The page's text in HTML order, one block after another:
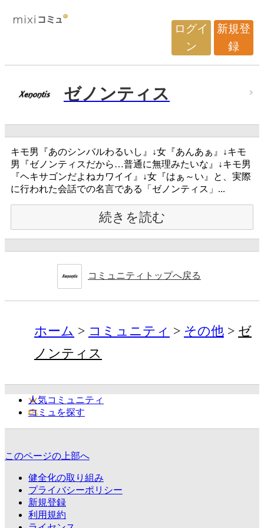
ログイ
ン
新規登
録
ゼノンティス
キモ男『あのシンバルわるいし』↓女『あんあぁ』↓キモ
男『ゼノンティスだから…普通に無理みたいな』↓キモ男
『ヘキサゴンだよねカワイイ』↓女『はぁ～い』と、実際
に行われた会話での名言である「ゼノンティス」...
続きを読む
コミュニティトップへ戻る
ホーム コミュニティ その他
ゼ
ノンティス
人気コミュニティ
コミュを探す
このページの上部へ
健全化の取り組み
プライバシーポリシー
新規登録
利用規約